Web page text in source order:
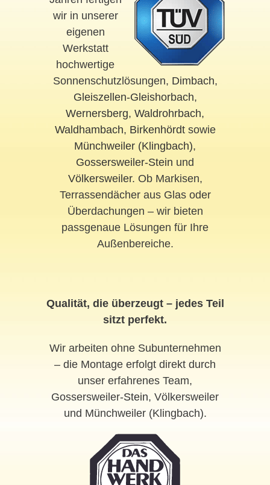
wir in unserer
eigenen
Werkstatt
hochwertige
Sonnenschutzlösungen, Dimbach,
Gleiszellen-Gleishorbach,
Wernersberg, Waldrohrbach,
Waldhambach, Birkenhördtsowie
Münchweiler (Klingbach),
Gossersweiler-Stein und
Völkersweiler. Ob Markisen,
Terrassendächer aus Glas oder
Überdachungen – wir bieten
passgenaue Lösungen für Ihre
Außenbereiche.
Qualität, die überzeugt – jedes Teil
sitzt perfekt.
Wir arbeiten ohne Subunternehmen
– die Montage erfolgt direkt durch
unser erfahrenes Team,
Gossersweiler-Stein, Völkersweiler
und Münchweiler (Klingbach).